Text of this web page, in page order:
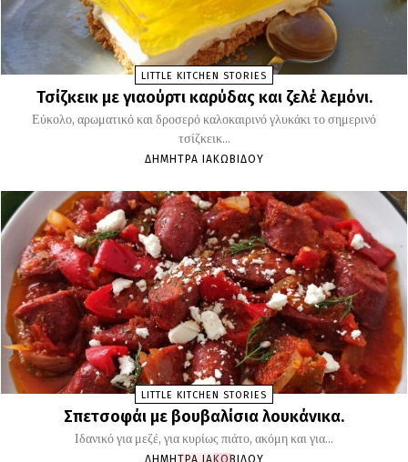
LITTLE KITCHEN STORIES
Τσίζκεικ με γιαούρτι καρύδας και ζελέ λεμόνι.
Εύκολο, αρωματικό και δροσερό καλοκαιρινό γλυκάκι το σημερινό
τσίζκεικ...
ΔΉΜΗΤΡΑ ΙΑΚΩΒΊΔΟΥ
LITTLE KITCHEN STORIES
Σπετσοφάι με βουβαλίσια λουκάνικα.
Ιδανικό για μεζέ, για κυρίως πιάτο, ακόμη και για...